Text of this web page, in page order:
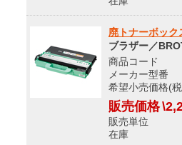
廃トナーボッ
ブラザー／
商品コー
メーカー型
希望小売価格(
販売価格
販売単
在庫